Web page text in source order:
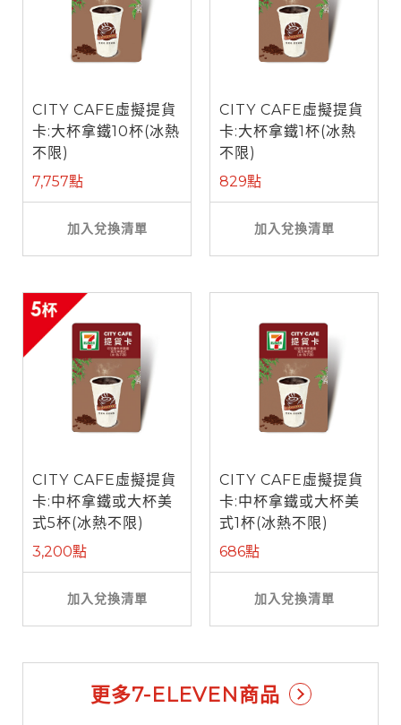
CITY CAFE虛擬提貨
卡:大杯拿鐵10杯(冰熱
不限)
7,757點
加入兌換清單
CITY CAFE虛擬提貨
卡:大杯拿鐵1杯(冰熱
不限)
829點
加入兌換清單
CITY CAFE虛擬提貨
卡:中杯拿鐵或大杯美
式5杯(冰熱不限)
3,200點
加入兌換清單
CITY CAFE虛擬提貨
卡:中杯拿鐵或大杯美
式1杯(冰熱不限)
686點
加入兌換清單
更多7-ELEVEN商品